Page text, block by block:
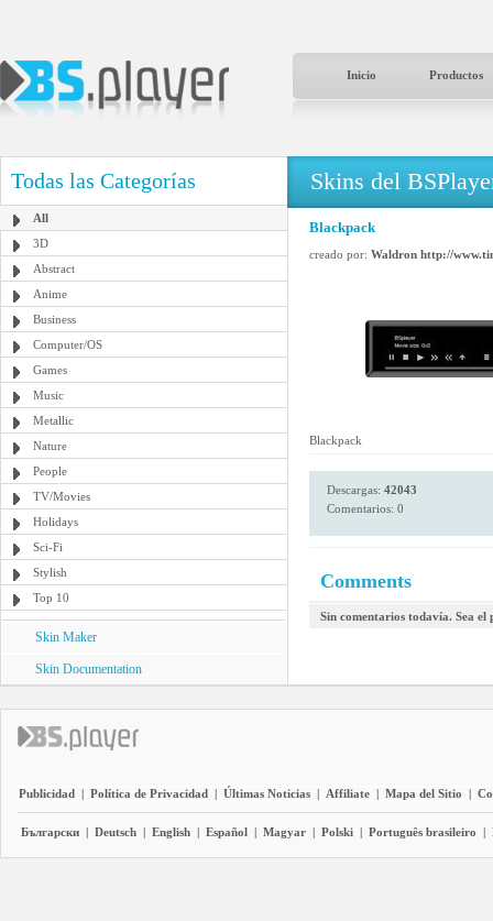
Inicio Productos
Todas las Categorías
All
3D
Abstract
Anime
Business
Computer/OS
Games
Music
Metallic
Nature
People
TV/Movies
Holidays
Sci-Fi
Stylish
Top 10
Skin Maker
Skin Documentation
Skins del
Blackpack
creado por: Waldron http://
Blackpack
Descargas: 42043
Comentarios: 0
Comments
Sin comentarios todavía. Sea
Publicidad | Política de Privacidad | Últimas Noticias | Affiliate | Mapa del Sitio |
Български | Deutsch | English | Español | Magyar | Polski | Português brasileiro |